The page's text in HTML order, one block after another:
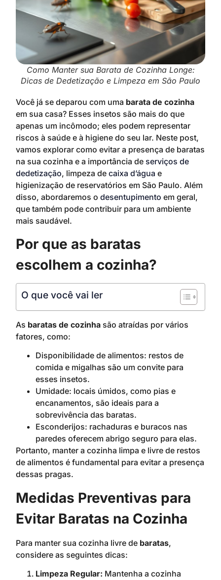
Como Manter sua Barata de Cozinha Longe:
Dicas de Dedetização e Limpeza em São Paulo
Você já se deparou com uma barata de cozinha
em sua casa? Esses insetos são mais do que
apenas um incômodo; eles podem representar
riscos à saúde e à higiene do seu lar. Neste post,
vamos explorar como evitar a presença de baratas
na sua cozinha e a importância de serviços de
dedetização, limpeza de caixa d’água e
higienização de reservatórios em São Paulo. Além
disso, abordaremos o desentupimento em geral,
que também pode contribuir para um ambiente
mais saudável.
Por que as baratas
escolhem a cozinha?
O que você vai ler
As baratas de cozinha são atraídas por vários
fatores, como:
Disponibilidade de alimentos: restos de
comida e migalhas são um convite para
esses insetos.
Umidade: locais úmidos, como pias e
encanamentos, são ideais para a
sobrevivência das baratas.
Esconderijos: rachaduras e buracos nas
paredes oferecem abrigo seguro para elas.
Portanto, manter a cozinha limpa e livre de restos
de alimentos é fundamental para evitar a presença
dessas pragas.
Medidas Preventivas para
Evitar Baratas na Cozinha
Para manter sua cozinha livre de baratas,
considere as seguintes dicas:
Limpeza Regular: Mantenha a cozinha